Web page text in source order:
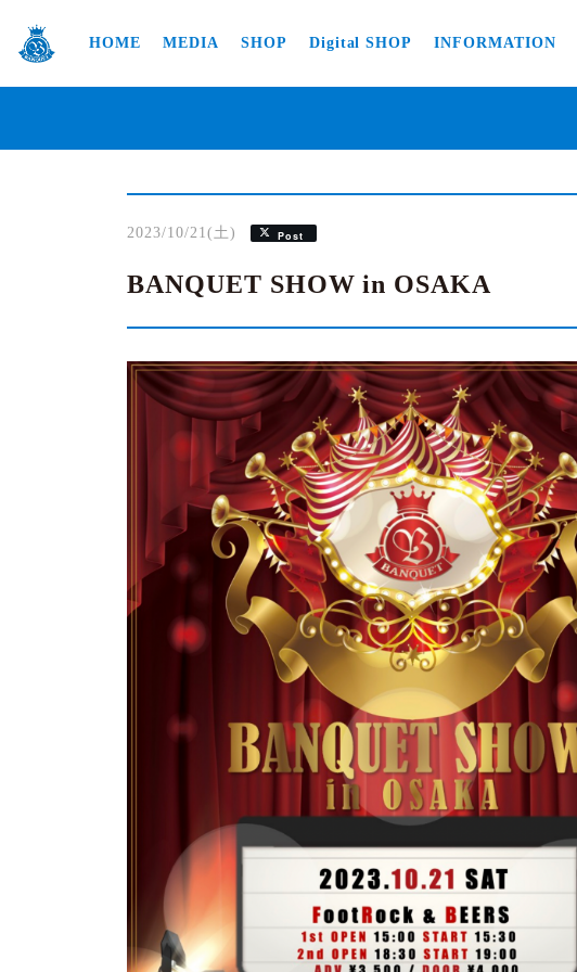
HOME MEDIA SHOP Digital SHOP INFORMATION
2023/10/21(土) Post
BANQUET SHOW in OSAKA